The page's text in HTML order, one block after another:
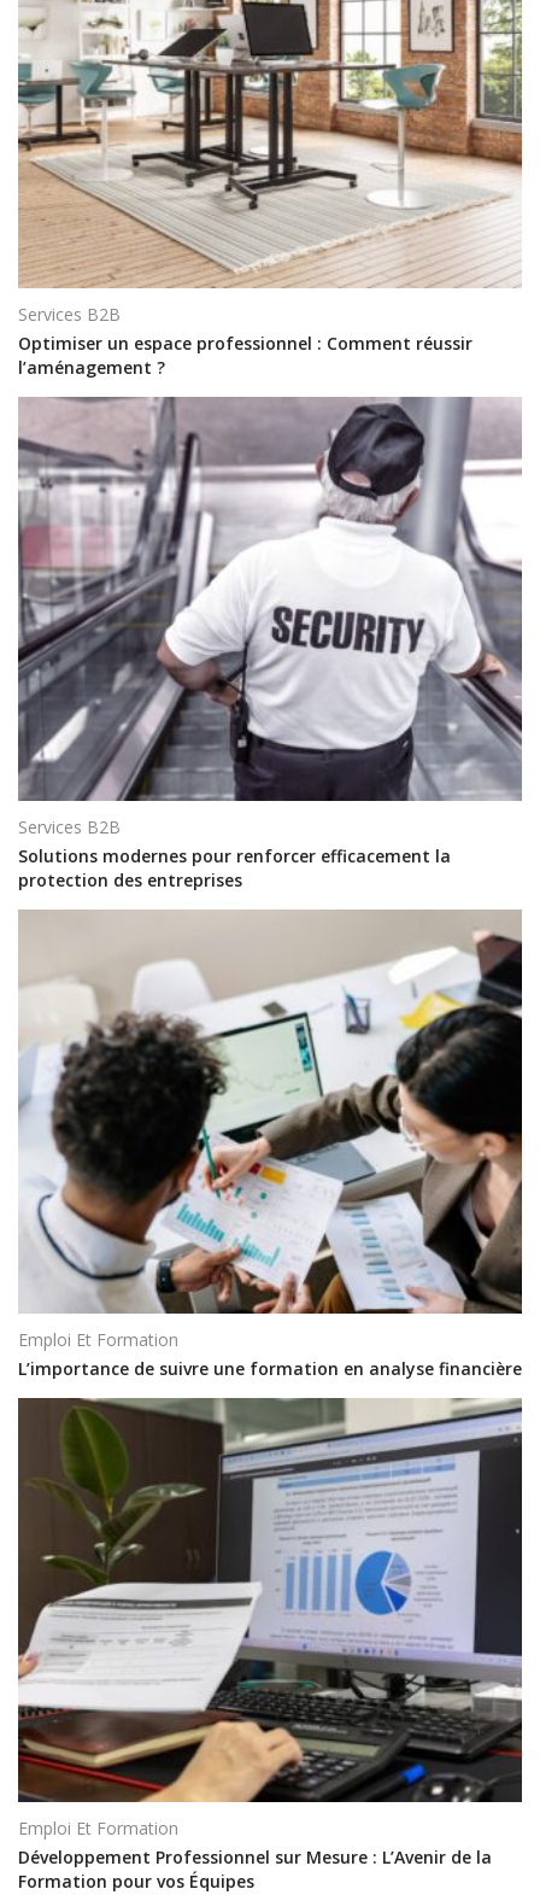
Services B2B
Optimiser un espace professionnel : Comment réussir
l’aménagement ?
Services B2B
Solutions modernes pour renforcer efficacement la
protection des entreprises
Emploi Et Formation
L’importance de suivre une formation en analyse financière
Emploi Et Formation
Développement Professionnel sur Mesure : L’Avenir de la
Formation pour vos Équipes